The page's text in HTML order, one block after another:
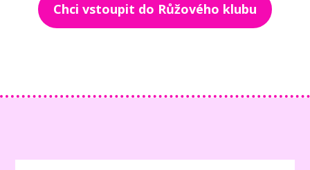
Chci vstoupit do Růžového klubu